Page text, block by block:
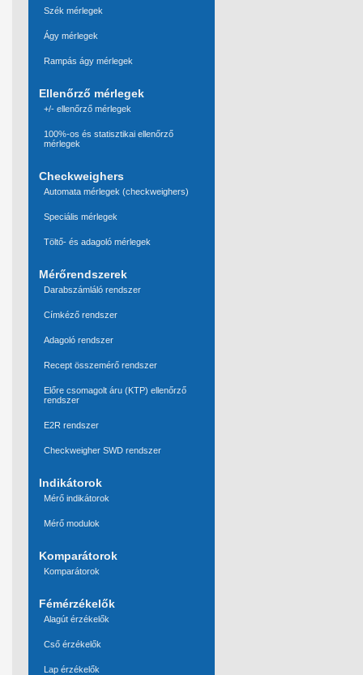
Szék mérlegek
Ágy mérlegek
Rampás ágy mérlegek
Ellenőrző mérlegek
+/- ellenőrző mérlegek
100%-os és statisztikai ellenőrző
mérlegek
Checkweighers
Automata mérlegek (checkweighers)
Speciális mérlegek
Töltő- és adagoló mérlegek
Mérőrendszerek
Darabszámláló rendszer
Címkéző rendszer
Adagoló rendszer
Recept összemérő rendszer
Előre csomagolt áru (KTP) ellenőrző
rendszer
E2R rendszer
Checkweigher SWD rendszer
Indikátorok
Mérő indikátorok
Mérő modulok
Komparátorok
Komparátorok
Fémérzékelők
Alagút érzékelők
Cső érzékelők
Lap érzékelők